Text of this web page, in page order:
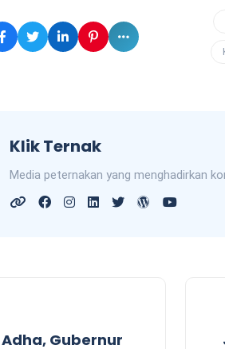
Klik Ternak
Media peternakan yang menghadirkan
Gubernur